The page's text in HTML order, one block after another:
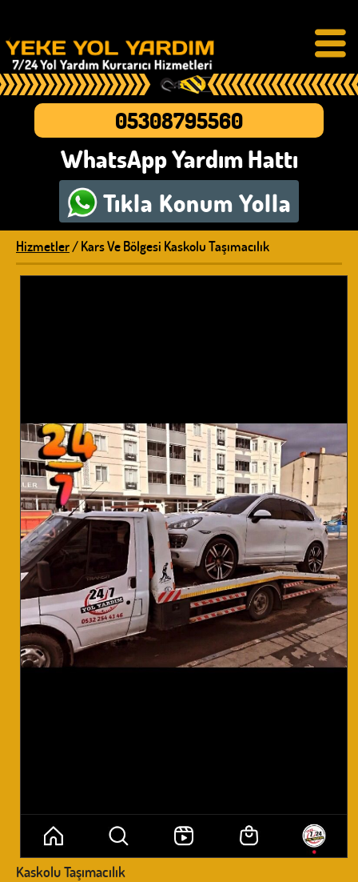
05308795560
WhatsApp Yardım Hattı
Tıkla Konum Yolla
Hizmetler/ Kars Ve Bölgesi Kaskolu Taşımacılık
Kaskolu Taşımacılık